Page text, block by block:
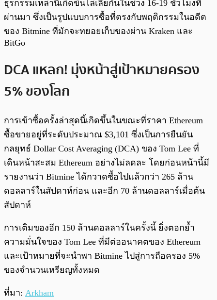
ธุรกรรมเหล่านี้เกิดขึ้นไล่เลี่ยกันในช่วง 16-19 ชั่วโมงที่
ผ่านมา ซึ่งเป็นรูปแบบการซื้อที่ตรงกับพฤติกรรมในอดีต
ของ Bitmine ที่มักจะทยอยเก็บของผ่าน Kraken และ
BitGo
DCA แหลก! มุ่งหน้าสู่เป้าหมายครอง
5% ของโลก
การเข้าซื้อครั้งล่าสุดนี้เกิดขึ้นในขณะที่ราคา Ethereum
ซื้อขายอยู่ที่ระดับประมาณ $3,101 ซึ่งเป็นการยืนยัน
กลยุทธ์ Dollar Cost Averaging (DCA) ของ Tom Lee ที่
เดินหน้าสะสม Ethereum อย่างไม่ลดละ โดยก่อนหน้านี้มี
รายงานว่า Bitmine ได้กวาดซื้อไปแล้วกว่า 265 ล้าน
ดอลลาร์ในสัปดาห์ก่อน และอีก 70 ล้านดอลลาร์เมื่อต้น
สัปดาห์
การเติมของอีก 150 ล้านดอลลาร์ในครั้งนี้ ยิ่งตอกย้ำ
ความมั่นใจของ Tom Lee ที่มีต่ออนาคตของ Ethereum
และเป้าหมายที่จะนำพา Bitmine ไปสู่การถือครอง 5%
ของจำนวนเหรียญทั้งหมด
ที่มา: Arkham